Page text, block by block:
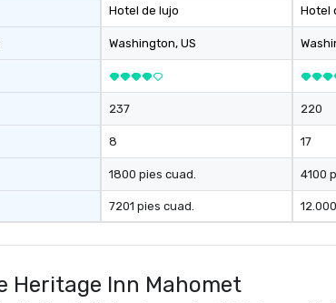
Hotel de lujo
Washington, US
237
8
1800 pies cuad.
7201 pies cuad.
Hotel
220
17
4100
Heritage Inn Mahomet